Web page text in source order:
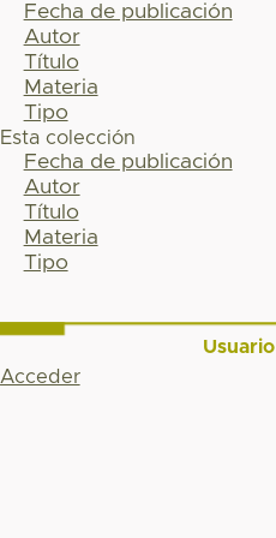
Fecha de publicación
Autor
Título
Materia
Tipo
Esta colección
Fecha de publicación
Autor
Título
Materia
Tipo
Usuario
Acceder